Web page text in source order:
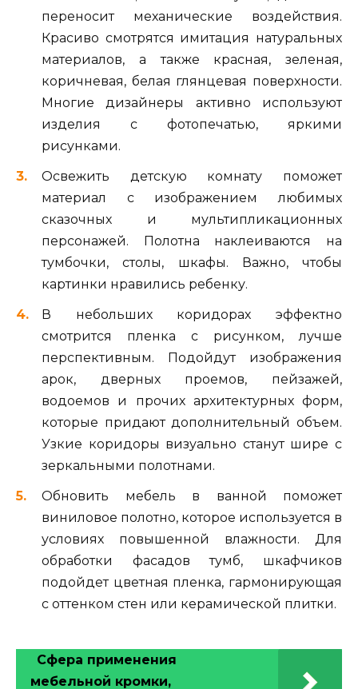
переносит механические воздействия.
Красиво смотрятся имитация натуральных
материалов, а также красная, зеленая,
коричневая, белая глянцевая поверхности.
Многие дизайнеры активно используют
изделия с фотопечатью, яркими
рисунками.
Освежить детскую комнату поможет
материал с изображением любимых
сказочных и мультипликационных
персонажей. Полотна наклеиваются на
тумбочки, столы, шкафы. Важно, чтобы
картинки нравились ребенку.
В небольших коридорах эффектно
смотрится пленка с рисунком, лучше
перспективным. Подойдут изображения
арок, дверных проемов, пейзажей,
водоемов и прочих архитектурных форм,
которые придают дополнительный объем.
Узкие коридоры визуально станут шире с
зеркальными полотнами.
Обновить мебель в ванной поможет
виниловое полотно, которое используется в
условиях повышенной влажности. Для
обработки фасадов тумб, шкафчиков
подойдет цветная пленка, гармонирующая
с оттенком стен или керамической плитки.
Сфера применения
мебельной кромки,